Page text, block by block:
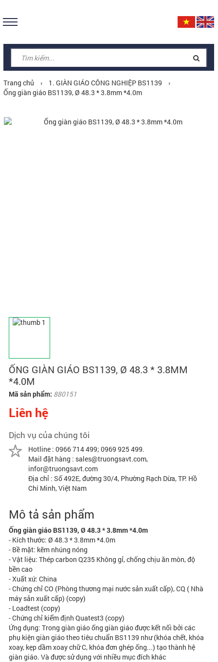
Trang chủ › 1. GIÀN GIÁO CÔNG NGHIỆP BS1139
›
Ống giàn giáo BS1139, Ø 48.3 * 3.8mm *4.0m
ỐNG GIÀN GIÁO BS1139, Ø 48.3 * 3.8MM
*4.0M
Mã sản phẩm: 880151
Liên hệ
Dịch vụ của chúng tôi
Hotline : 0966 714 499; 0969 925 499.
Mail đặt hàng : sales@truongsavt.com,
infor@truongsavt.com
Địa chỉ : Số 492E, đường 30/4, Phường Rạch Dừa, TP. Hồ
Chí Minh, Việt Nam
Mô tả sản phẩm
Ống giàn giáo BS1139, Ø 48.3 * 3.8mm *4.0m
- Kích thước: Ø 48.3 * 3.8mm *4.0m
- Bề mặt: kẽm nhúng nóng
- Vật liệu: Thép carbon Q235 Không gỉ, chống chịu ăn mòn, độ
bền cao
- Xuất xứ: China
- Chứng chỉ CO (Phòng thương mại nước sản xuất cấp), CQ ( Nhà
máy sản xuất cấp) (copy)
- Loadtest (copy)
- Chứng chỉ kiểm định Quatest3 (copy)
Ứng dụng: Trong giàn giáo ống giàn giáo được kết nối bởi các
phụ kiện giàn giáo theo tiêu chuẩn BS1139 như (khóa chết, khóa
xoay, kẹp dầm xoay chữ C, khóa đơn ghép ống...) tạo thành hệ
giàn giáo. Và được sử dụng với nhiều mục đích khác